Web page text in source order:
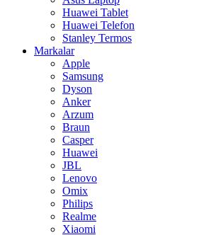
Huawei Tablet
Huawei Telefon
Stanley Termos
Markalar
Apple
Samsung
Dyson
Anker
Arzum
Braun
Casper
Huawei
JBL
Lenovo
Omix
Philips
Realme
Xiaomi